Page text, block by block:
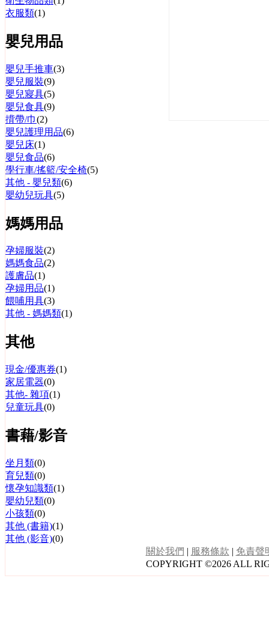
衣服類(1)
嬰兒用品
嬰兒手推車(3)
嬰兒服裝(9)
嬰兒寢具(5)
嬰兒食具(9)
揹帶/巾(2)
嬰兒護理用品(6)
嬰兒床(1)
嬰兒食品(6)
學行車/搖籃/安全椅(5)
其他 - 嬰兒類(6)
嬰幼兒玩具(5)
媽媽用品
孕婦服裝(2)
媽媽食品(2)
護膚品(1)
孕婦用品(1)
餵哺用具(3)
其他 - 媽媽類(1)
其他
現金/優惠券(1)
家居電器(0)
其他- 雜項(1)
兒童玩具(0)
書藉/影音
坐月類(0)
育兒類(0)
懷孕知識類(1)
嬰幼兒類(0)
小孩類(0)
其他 (書籍)(1)
其他 (影音)(0)
關於我們 | 服務條款 | 免責聲
COPYRIGHT ©2026 ALL